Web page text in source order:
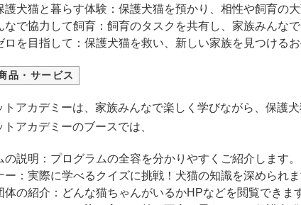
護犬猫と暮らす体験：保護犬猫を預かり、相性や飼育の大
なで協力して飼育：飼育のタスクを共有し、家族みんな
ロを目指して：保護犬猫を救い、新しい家族を見つけるお
品・サービス
トアカデミーは、家族みんなで楽しく学びながら、保護
トアカデミーのブースでは、
の説明：プログラムの全容を分かりやすくご紹介します。
ー：実際に学べるクイズに挑戦！犬猫の知識を深められま
体の紹介：どんな猫ちゃんがいるかHPなどを閲覧できま